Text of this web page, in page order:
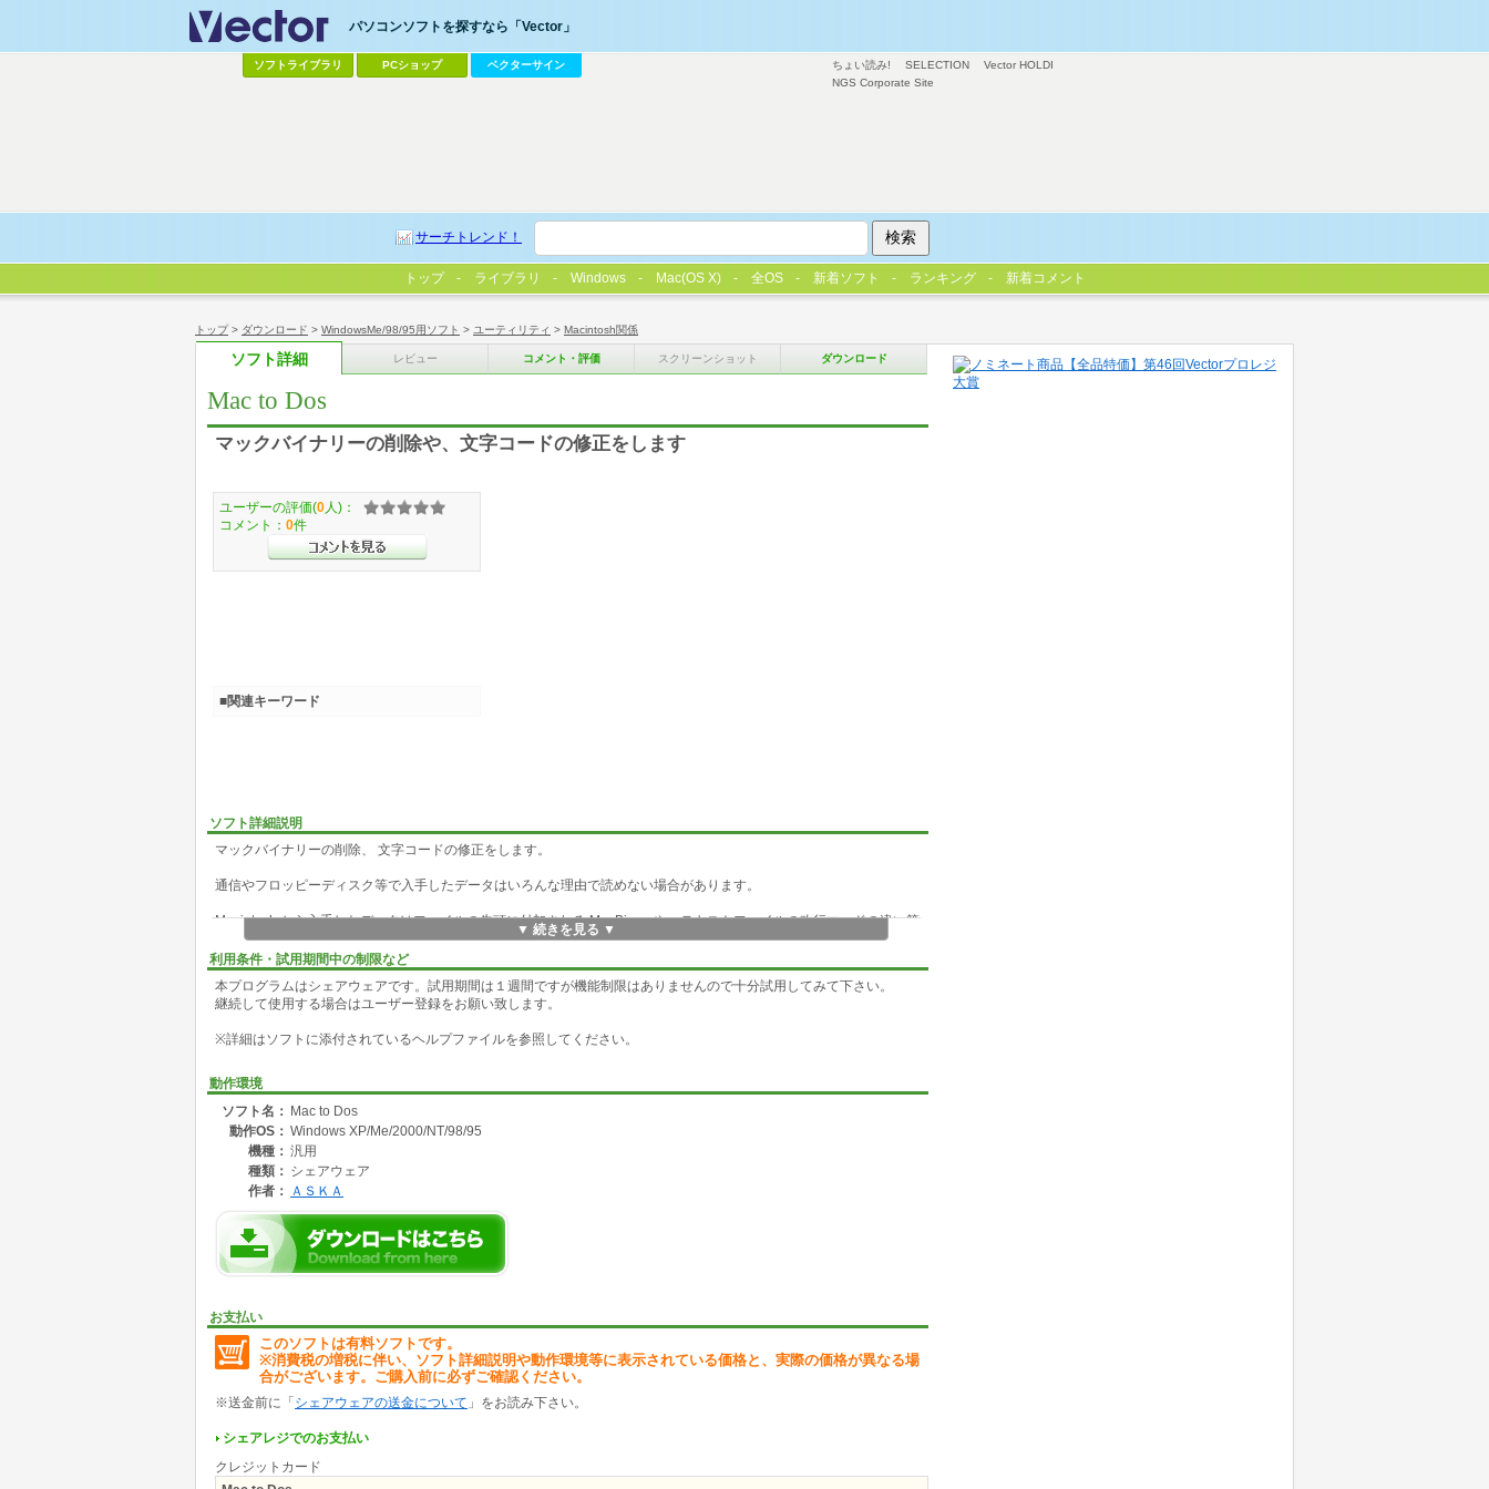
トップ> ダウンロード > WindowsMe/98/95用ソフト > ユーティリティ > Macintosh関係
ソフト詳細 レビュー コメント・評価 スクリーンショット ダウンロード
Mac to Dos
マックバイナリーの削除や、文字コードの修正をします
ソフト詳細説明
マックバイナリーの削除、 文字コードの修正をします。
通信やフロッピーディスク等で入手したデータはいろんな理由で読めない場合があります。
Macintosh から入手したデータはファイルの先頭に付加される MacBinaryや、テキストファイルの改行コードの違い等
で読めない場合があります。
小さなテキストファイルでしたらエディターで修正することもできますが数百行以上の場合やバイナリーデータの場合
は大変面倒です。
めません。エディターでの修正も不可能です。
Mac to Dos を利用すると Windows 環境でファイルの内容を意識せずに手軽に変換する事ができます。簡単な操作で自
動で変換ができるのが Mac to Dosの特徴です。
【Mac to Dos の機能】
・Macユーザからもらったファイルの解析/変換
・文字化けして読めないメールの解析/変換
・受信メールの不明な添付ファイルの解析/変換
・通信ログファイルの文字化け除去
・HTML ソースファイルのシフトJIS変換
▼ 続きを見る ▼
利用条件・試用期間中の制限など
本プログラムはシェアウェアです。試用期間は１週間ですが機能制限はありませんので十分試用してみて下さい。
継続して使用する場合はユーザー登録をお願い致します。
※詳細はソフトに添付されているヘルプファイルを参照してください。
動作環境
ソフト名： Mac to Dos
動作OS： Windows XP/Me/2000/NT/98/95
機種： 汎用
種類： シェアウェア
作者：
ＡＳＫＡ
お支払い
このソフトは有料ソフトです。
※消費税の増税に伴い、ソフト詳細説明や動作環境等に表示されている価格と、実際の価格が異なる場
合がございます。ご購入前に必ずご確認ください。
※送金前に「 シェアウェアの送金について 」をお読み下さい。
シェアレジでのお支払い
クレジットカード
ユーザーの評価(0 人)：
コメント： 0件
■関連キーワード
ちょい読み! SELECTION
Vector HOLDI
NGS Corporate Site
パソコンソフトを探すなら「Vector」
ソフトライブラリ PCショップ ベクターサイン
サーチトレンド！
トップ ライブラリ Windows Mac(OS X) 全OS 新着ソフト ランキング 新着コメント